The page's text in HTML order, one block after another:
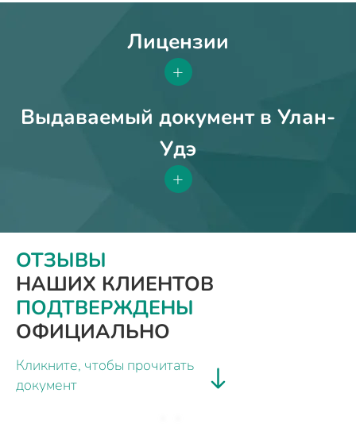
Лицензии
+
Выдаваемый документ в Улан-
Удэ
+
ОТЗЫВЫ
НАШИХ КЛИЕНТОВ
ПОДТВЕРЖДЕНЫ
ОФИЦИАЛЬНО
Кликните, чтобы прочитать
документ